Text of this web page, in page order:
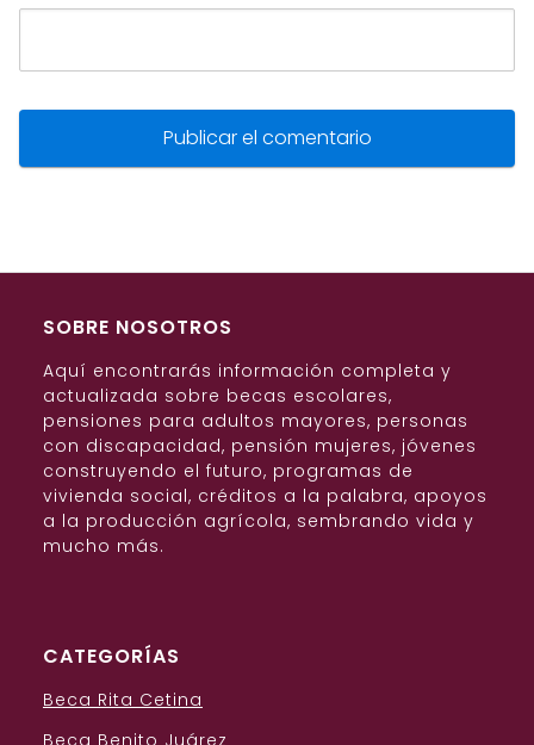
SOBRE NOSOTROS
Aquí encontrarás información completa y
actualizada sobre becas escolares,
pensiones para adultos mayores, personas
con discapacidad, pensión mujeres, jóvenes
construyendo el futuro, programas de
vivienda social, créditos a la palabra, apoyos
a la producción agrícola, sembrando vida y
mucho más.
CATEGORÍAS
Beca Rita Cetina
Beca Benito Juárez